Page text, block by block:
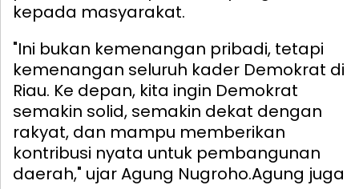
kepada masyarakat.
"Ini bukan kemenangan pribadi, tetapi
kemenangan seluruh kader Demokrat di
Riau. Ke depan, kita ingin Demokrat
semakin solid, semakin dekat dengan
rakyat, dan mampu memberikan
kontribusi nyata untuk pembangunan
daerah," ujar Agung Nugroho.Agung juga